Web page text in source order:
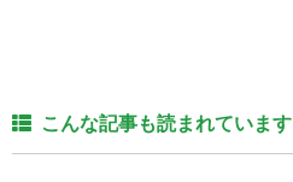
こんな記事も読まれています